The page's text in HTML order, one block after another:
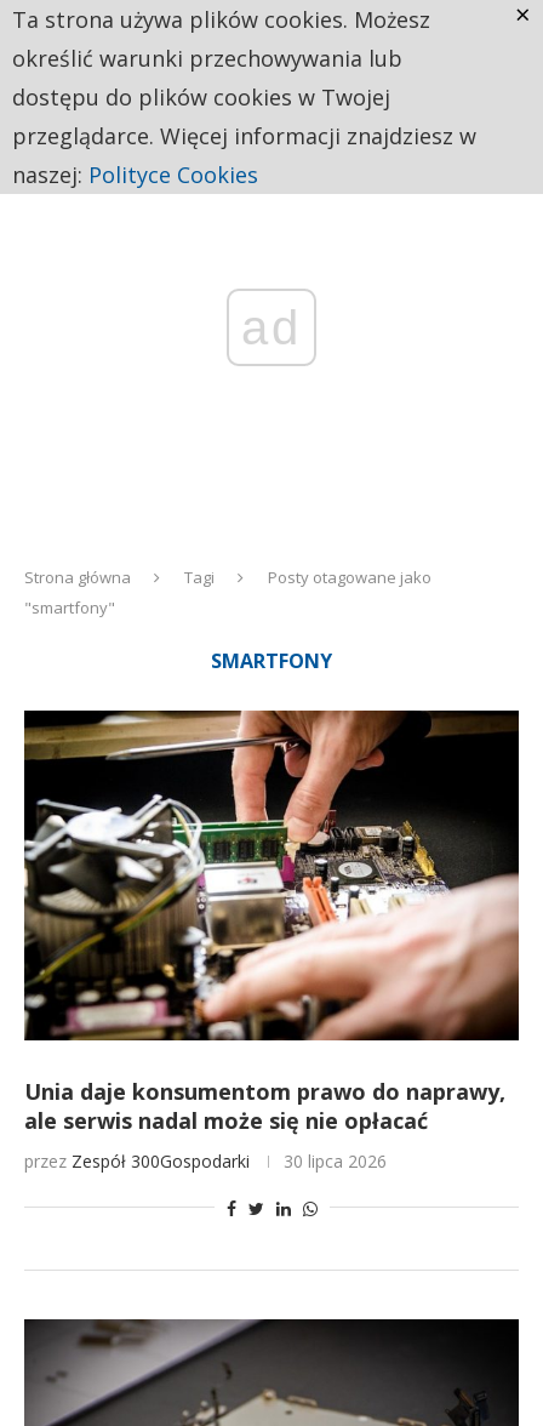
ad
Strona główna Tagi
Posty otagowane jako
"smartfony"
SMARTFONY
Unia daje konsumentom prawo do naprawy,
ale serwis nadal może się nie opłacać
przez Zespół 300Gospodarki 30 lipca 2026
Ta strona używa plików cookies. Możesz
określić warunki przechowywania lub
dostępu do plików cookies w Twojej
przeglądarce. Więcej informacji znajdziesz w
naszej: Polityce Cookies
×